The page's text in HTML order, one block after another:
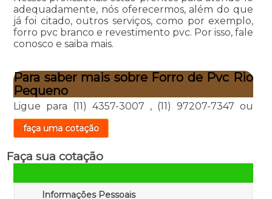
adequadamente, nós oferecermos, além do que
já foi citado, outros serviços, como por exemplo,
forro pvc branco e revestimento pvc. Por isso, fale
conosco e saiba mais.
Para saber mais sobre Forro de Pvc Rio
Pequeno
Ligue para (11) 4357-3007 , (11) 97207-7347 ou
faça uma cotação
Faça sua cotação
Informações Pessoais